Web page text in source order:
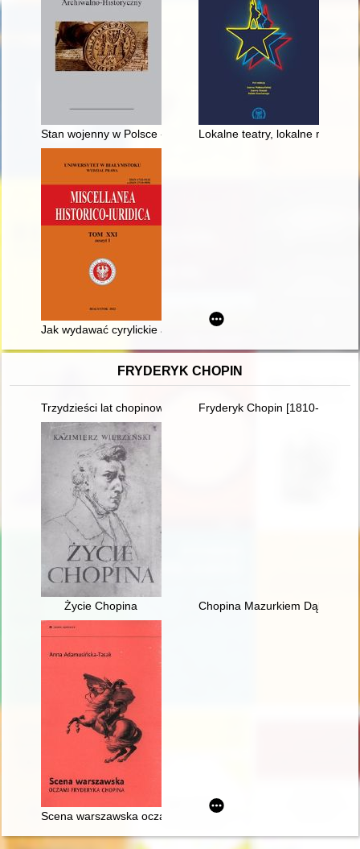
Stan wojenny w Polsce - recenzja]Lokalne teatry, lokalne
Jak wydawać cyrylickie akta sejmikowe? : analiza rosyjskich,
FRYDERYK CHOPIN
Trzydzieści lat chopinowskich festiwali w Antoninie
Fryderyk Chopin [1810-1949]
Życie Chopina Chopina Mazurkiem
Scena warszawska oczami Fryderyka Chopina